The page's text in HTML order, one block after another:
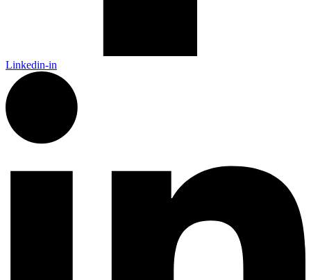
Linkedin-in